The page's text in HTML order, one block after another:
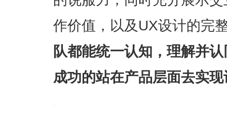
作价值，以及UX设计的完
队都能统一认知，理解并
成功的站在产品层面去实